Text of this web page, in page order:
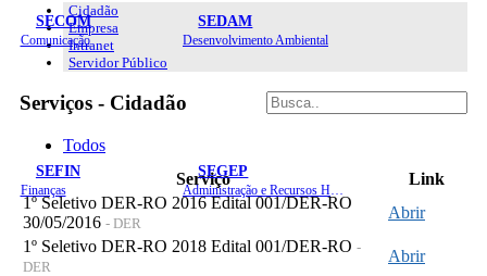
SECOM
Comunicação
SEDAM
Desenvolvimento Ambiental
SEFIN
Finanças
SEGEP
Cidadão
Empresa
Intranet
Servidor Público
Serviços - Cidadão
Todos
Serviço
Link
1º Seletivo DER-RO 2016 Edital 001/DER-RO
30/05/2016 - DER
Abrir
1º Seletivo DER-RO 2018 Edital 001/DER-RO -
DER
Abrir